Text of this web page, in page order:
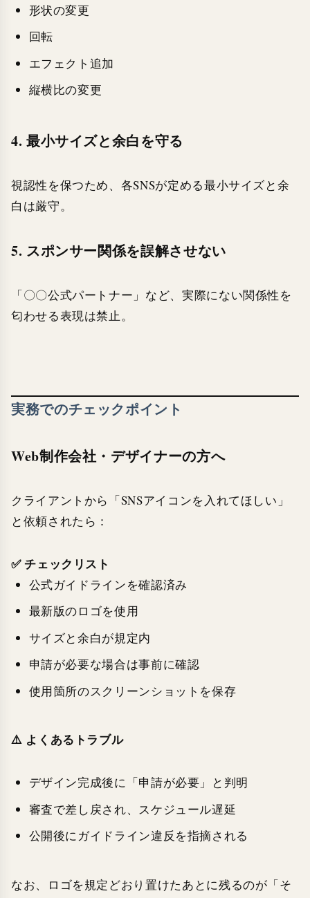
形状の変更
回転
エフェクト追加
縦横比の変更
4. 最小サイズと余白を守る
視認性を保つため、各SNSが定める最小サイズと余
白は厳守。
5. スポンサー関係を誤解させない
「〇〇公式パートナー」など、実際にない関係性を
匂わせる表現は禁止。
実務でのチェックポイント
Web制作会社・デザイナーの方へ
クライアントから「SNSアイコンを入れてほしい」
と依頼されたら：
✅ チェックリスト
公式ガイドラインを確認済み
最新版のロゴを使用
サイズと余白が規定内
申請が必要な場合は事前に確認
使用箇所のスクリーンショットを保存
⚠️ よくあるトラブル
デザイン完成後に「申請が必要」と判明
審査で差し戻され、スケジュール遅延
公開後にガイドライン違反を指摘される
なお、ロゴを規定どおり置けたあとに残るのが「そ